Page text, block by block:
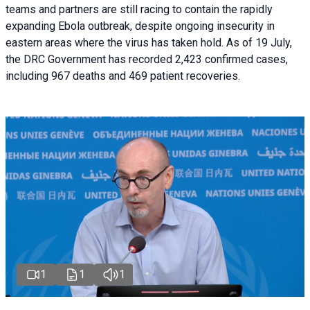
teams and partners are still racing to contain the rapidly
expanding Ebola outbreak, despite ongoing insecurity in
eastern areas where the virus has taken hold. As of 19 July,
the DRC Government has recorded 2,423 confirmed cases,
including 967 deaths and 469 patient recoveries.
1 1 1